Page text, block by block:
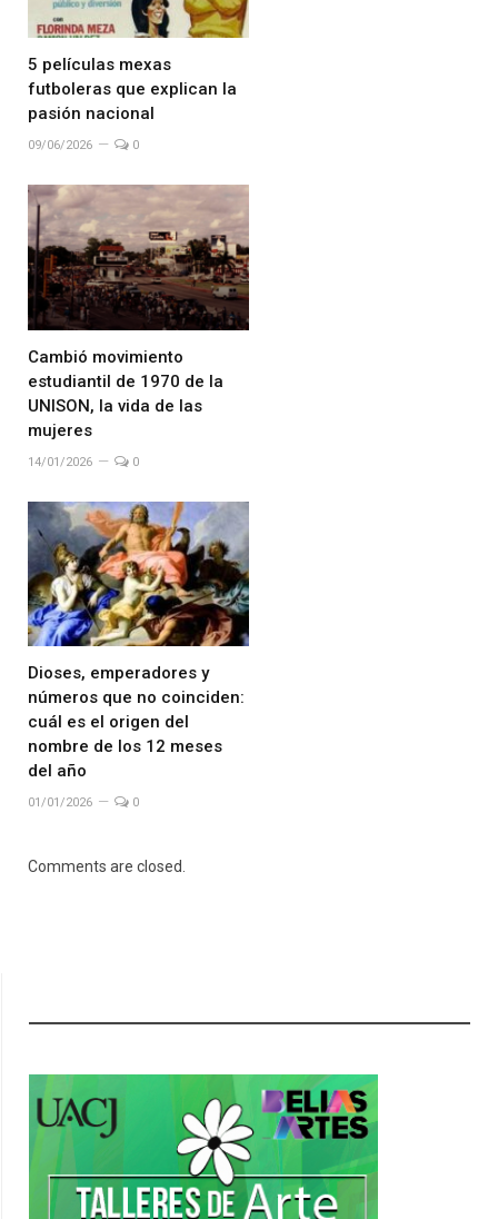
5 películas mexas
futboleras que explican la
pasión nacional
09/06/2026 0
Cambió movimiento
estudiantil de 1970 de la
UNISON, la vida de las
mujeres
14/01/2026 0
Dioses, emperadores y
números que no coinciden:
cuál es el origen del
nombre de los 12 meses
del año
01/01/2026 0
Comments are closed.